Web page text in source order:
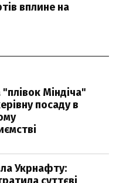
вплине на
Міндіча"
посаду в
Укрнафту: